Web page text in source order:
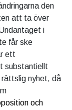
den
att ta över
i
får ske
ett
substantiellt
nyhet, då
och